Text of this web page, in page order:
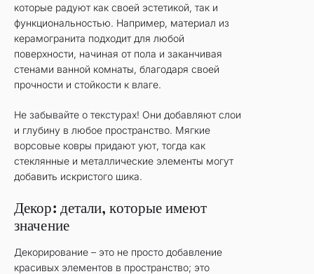
которые радуют как своей эстетикой, так и
функциональностью. Например, материал из
керамогранита подходит для любой
поверхности, начиная от пола и заканчивая
стенами ванной комнаты, благодаря своей
прочности и стойкости к влаге.
Не забывайте о текстурах! Они добавляют слои
и глубину в любое пространство. Мягкие
ворсовые ковры придают уют, тогда как
стеклянные и металлические элементы могут
добавить искристого шика.
Декор: детали, которые имеют
значение
Декорирование – это не просто добавление
красивых элементов в пространство; это